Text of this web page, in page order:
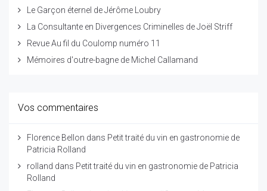
Le Garçon éternel de Jérôme Loubry
La Consultante en Divergences Criminelles de Joël Striff
Revue Au fil du Coulomp numéro 11
Mémoires d'outre-bagne de Michel Callamand
Vos commentaires
Florence Bellon dans Petit traité du vin en gastronomie de
Patricia Rolland
rolland dans Petit traité du vin en gastronomie de Patricia
Rolland